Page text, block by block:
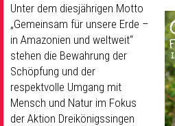
Musik& Kultur
Seelsorge & Kontakt
Unter dem diesjährigen Motto
„Gemeinsam für unsere Erde –
in Amazonien und weltweit“
stehen die Bewahrung der
Schöpfung und der
respektvolle Umgang mit
Mensch und Natur im Fokus
der Aktion Dreikönigssingen